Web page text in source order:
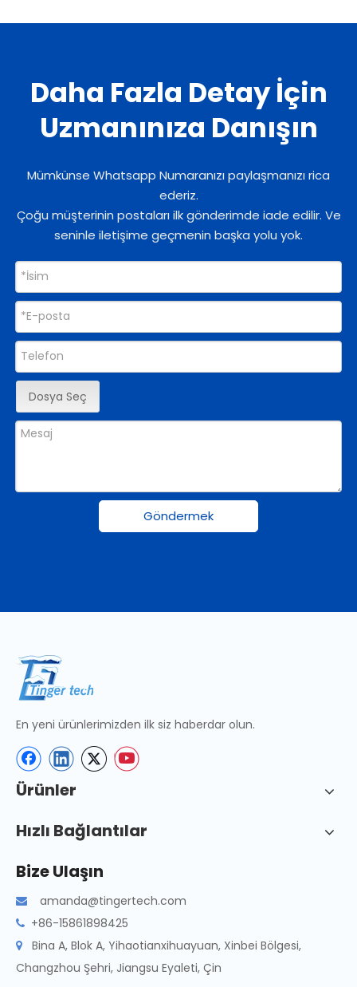
Daha Fazla Detay İçin
Uzmanınıza Danışın
Mümkünse Whatsapp Numaranızı paylaşmanızı rica
ederiz.
Çoğu müşterinin postaları ilk gönderimde iade edilir. Ve
seninle iletişime geçmenin başka yolu yok.
Dosya Seç
Göndermek
En yeni ürünlerimizden ilk siz haberdar olun.
Ürünler
Hızlı Bağlantılar
Bize Ulaşın
 amanda@tingertech.com
 +86-15861898425

Bina A, Blok A, Yihaotianxihuayuan, Xinbei Bölgesi,
Changzhou Şehri, Jiangsu Eyaleti, Çin